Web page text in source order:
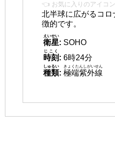
👈 お気に入りのアイコン
北半球に広がるコ
徴的です。
衛星
えいせい
: SOHO
時刻
じこく
: 6時24分
種類
しゅるい
: 極端紫外線
きょくたんしがいせん